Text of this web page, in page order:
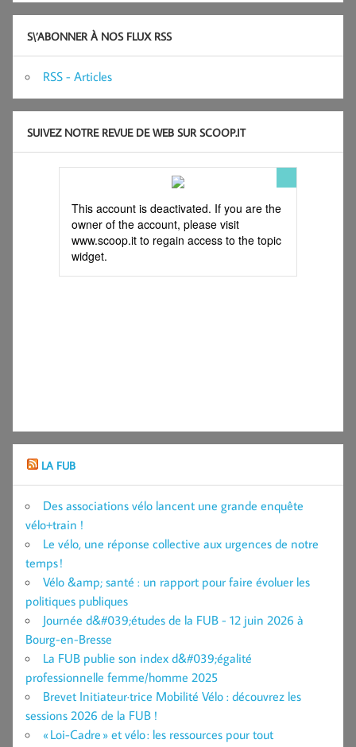
S\’ABONNER À NOS FLUX RSS
RSS - Articles
SUIVEZ NOTRE REVUE DE WEB SUR SCOOP.IT
LA FUB
Des associations vélo lancent une grande enquête
vélo+train !
Le vélo, une réponse collective aux urgences de notre
temps !
Vélo &amp; santé : un rapport pour faire évoluer les
politiques publiques
Journée d&#039;études de la FUB - 12 juin 2026 à
Bourg-en-Bresse
La FUB publie son index d&#039;égalité
professionnelle femme/homme 2025
Brevet Initiateur·trice Mobilité Vélo : découvrez les
sessions 2026 de la FUB !
« Loi-Cadre » et vélo : les ressources pour tout